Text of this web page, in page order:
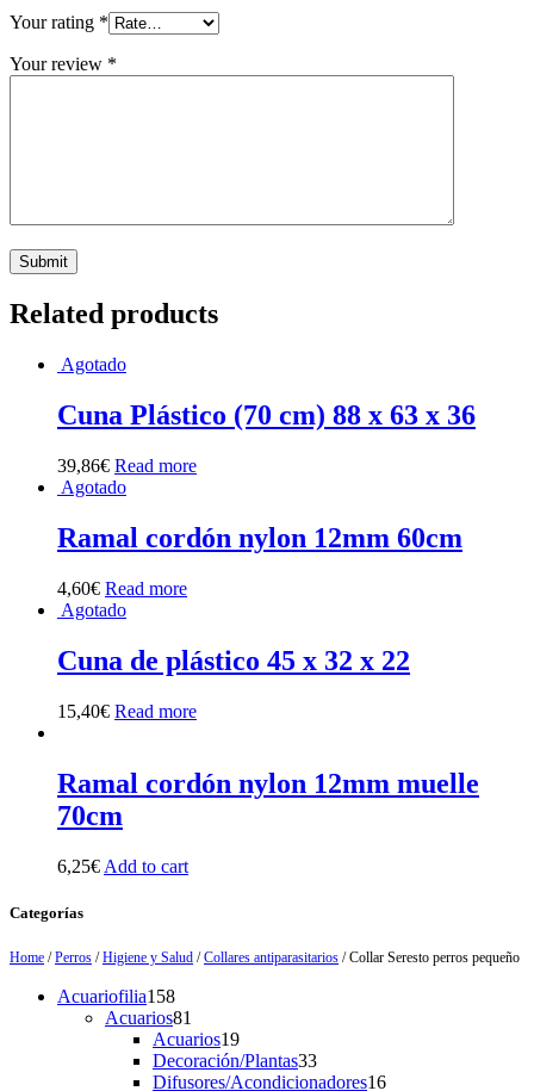
Your rating *
Your review *
Related products
Agotado
Cuna Plástico (70 cm) 88 x 63 x 36
39,86€ Read more
Agotado
Ramal cordón nylon 12mm 60cm
4,60€ Read more
Agotado
Cuna de plástico 45 x 32 x 22
15,40€ Read more
Ramal cordón nylon 12mm muelle
70cm
6,25€ Add to cart
Categorías
Home /Perros /Higiene y Salud /Collares antiparasitarios / Collar Seresto perros pequeño
Acuariofilia158158
products
Acuarios81
products
Acuarios1919
products
Decoración/Plantas3333
products
Difusores/Acondicionadores1616